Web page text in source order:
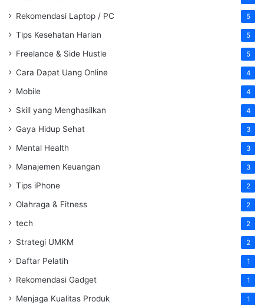
Rekomendasi Laptop / PC 5
Tips Kesehatan Harian 5
Freelance & Side Hustle 5
Cara Dapat Uang Online 4
Mobile 4
Skill yang Menghasilkan 4
Gaya Hidup Sehat 3
Mental Health 3
Manajemen Keuangan 3
Tips iPhone 2
Olahraga & Fitness 2
tech 2
Strategi UMKM 2
Daftar Pelatih 1
Rekomendasi Gadget 1
Menjaga Kualitas Produk 1